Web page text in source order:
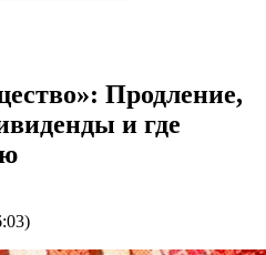
Продление,
и где